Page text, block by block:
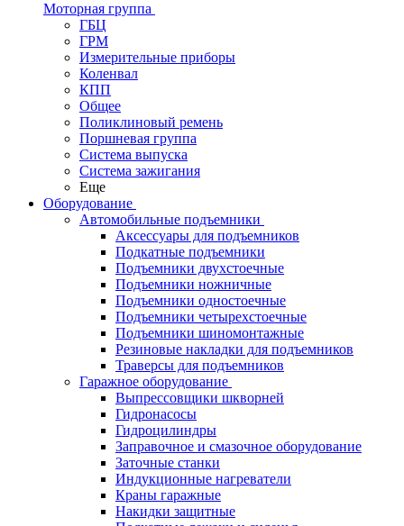
Моторная группа
ГБЦ
ГРМ
Измерительные приборы
Коленвал
КПП
Общее
Поликлиновый ремень
Поршневая группа
Система выпуска
Система зажигания
Еще
Оборудование
Автомобильные подъемники
Аксессуары для подъемников
Подкатные подъемники
Подъемники двухстоечные
Подъемники ножничные
Подъемники одностоечные
Подъемники четырехстоечные
Подъемники шиномонтажные
Резиновые накладки для подъемников
Траверсы для подъемников
Гаражное оборудование
Выпрессовщики шкворней
Гидронасосы
Гидроцилиндры
Заправочное и смазочное оборудование
Заточные станки
Индукционные нагреватели
Краны гаражные
Накидки защитные